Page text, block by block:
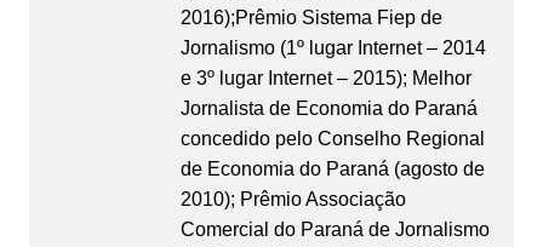
2016);Prêmio Sistema Fiep de
Jornalismo (1º lugar Internet – 2014
e 3º lugar Internet – 2015); Melhor
Jornalista de Economia do Paraná
concedido pelo Conselho Regional
de Economia do Paraná (agosto de
2010); Prêmio Associação
Comercial do Paraná de Jornalismo